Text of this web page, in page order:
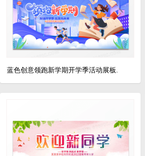
蓝色创意领跑新学期开学季活动展板.